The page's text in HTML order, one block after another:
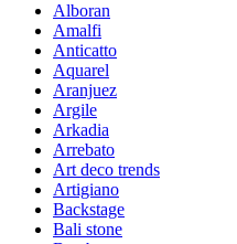
Alboran
Amalfi
Anticatto
Aquarel
Aranjuez
Argile
Arkadia
Arrebato
Art deco trends
Artigiano
Backstage
Bali stone